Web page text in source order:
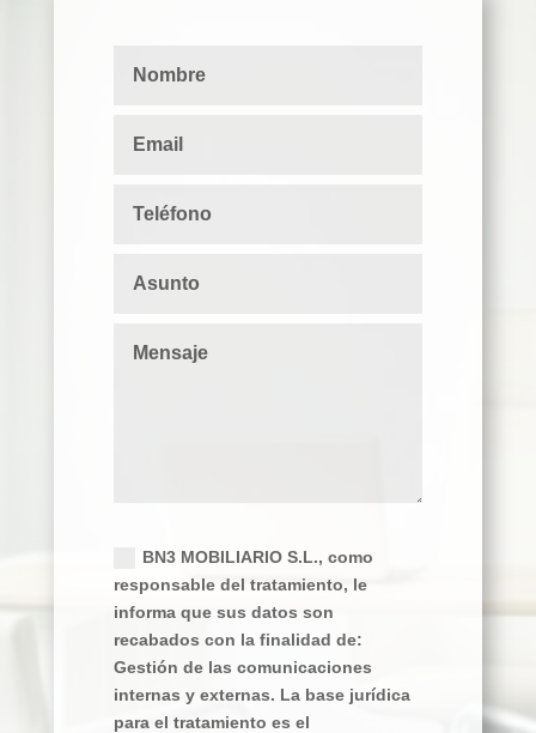
BN3 MOBILIARIO S.L., como
responsable del tratamiento, le
informa que sus datos son
recabados con la finalidad de:
Gestión de las comunicaciones
internas y externas. La base jurídica
para el tratamiento es el